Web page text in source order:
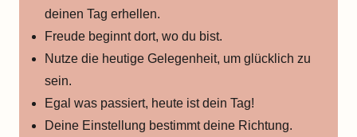
deinen Tag erhellen.
Freude beginnt dort, wo du bist.
Nutze die heutige Gelegenheit, um glücklich zu
sein.
Egal was passiert, heute ist dein Tag!
Deine Einstellung bestimmt deine Richtung.